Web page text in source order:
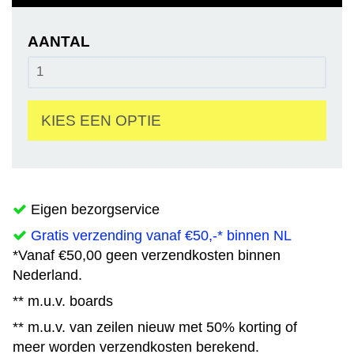
AANTAL
KIES EEN OPTIE
Eigen bezorgservice
Gratis verzending vanaf €50,-* binnen NL
*Vanaf €50,00 geen verzendkosten binnen
Nederland.
** m.u.v. boards
** m.u.v. van zeilen nieuw met 50% korting of
meer worden verzendkosten berekend.